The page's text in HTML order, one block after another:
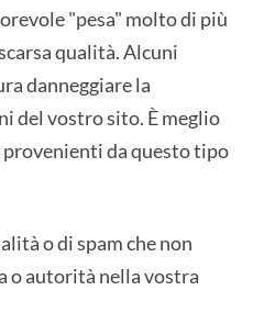
"pesa" molto di più
qualità. Alcuni
danneggiare la
del vostro sito. È meglio
da questo tipo
o di spam che non
o autorità nella vostra